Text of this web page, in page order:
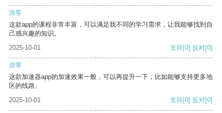
游客
这款app的课程非常丰富，可以满足我不同的学习需求，让我能够找到自
己感兴趣的知识。
2025-10-01
支持[0] 反对[0]
游客
这款加速器app的加速效果一般，可以再提升一下，比如能够支持更多地
区的线路。
2025-10-01
支持[0] 反对[0]